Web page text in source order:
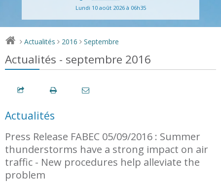
Lundi 10 août 2026 à 06h35
> Actualités > 2016 > Septembre
Actualités - septembre 2016
Actualités
Press Release FABEC 05/09/2016 : Summer
thunderstorms have a strong impact on air
traffic - New procedures help alleviate the
problem